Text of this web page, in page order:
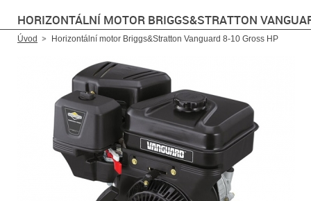
HORIZONTÁLNÍ MOTOR BRIGGS&STRATTON
Úvod Horizontální motor Briggs&Stratton Vanguard 8-10 Gross HP